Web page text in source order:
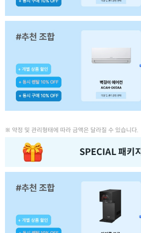
※ 약정 및 관리형태에 따라 금액은 달라질 수 있습니다.
SPECIAL 패키지